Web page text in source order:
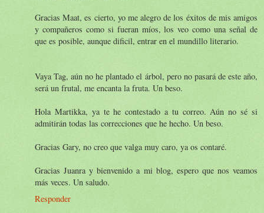
Gracias Maat, es cierto, yo me alegro de los éxitos de mis amigos
y compañeros como si fueran míos, los veo como una señal de
que es posible, aunque dificil, entrar en el mundillo literario.
Vaya Tag, aún no he plantado el árbol, pero no pasará de este año,
será un frutal, me encanta la fruta. Un beso.
Hola Martikka, ya te he contestado a tu correo. Aún no sé si
admitirán todas las correcciones que he hecho. Un beso.
Gracias Gary, no creo que valga muy caro, ya os contaré.
Gracias Juanra y bienvenido a mi blog, espero que nos veamos
más veces. Un saludo.
Responder